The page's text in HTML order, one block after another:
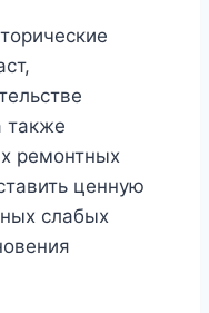
также
ремонтных
ценную
слабых